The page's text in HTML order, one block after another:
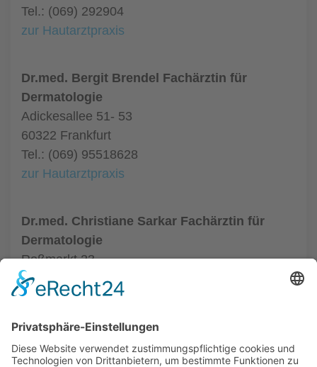
Tel.: (069) 292904
zur Hautarztpraxis
Dr.med. Bergit Brendel Fachärztin für
Dermatologie
Adickesallee 51- 53
60322 Frankfurt
Tel.: (069) 95518628
zur Hautarztpraxis
Dr.med. Christiane Sarkar Fachärztin für
Dermatologie
Roßmarkt 23
60311 Frankfurt
Tel.: (069) 91396661